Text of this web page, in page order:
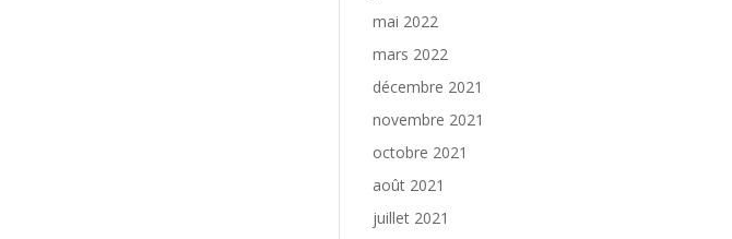
mai 2022
mars 2022
décembre 2021
novembre 2021
octobre 2021
août 2021
juillet 2021